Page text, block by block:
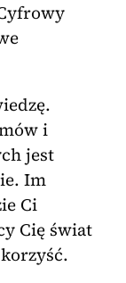
i
jest
Im
Ci
Cię świat